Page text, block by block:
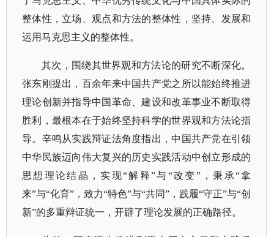
整体性，立场、观点和方法的整体性，坚持、发展和
运用马克思主义的整体性。
其次，围绕其世界观和方法论的研究不断深化。
张东刚提出，百余年来中国共产党之所以能始终推进
理论创新并指导中国革命、建设和改革事业不断取得
胜利，最根本在于始终坚持科学的世界观和方法论指
导。辛鸣从实践辩证法角度指出，中国共产党在引领
中华民族迈向伟大复兴的历史实践活动中创立形成的
思想理论结晶，实现“解释”与“改变”，秉承“拿
来”与“化育”，致力“特色”与“共同”，践履“守正”与“创
新”的多重辩证统一，开辟了理论发展的正确路径。